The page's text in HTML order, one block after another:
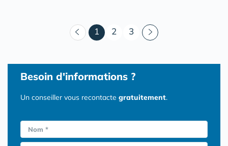
1 (courant)
2 3
Besoin d'informations ?
Un conseiller vous recontacte gratuitement.
Nom *